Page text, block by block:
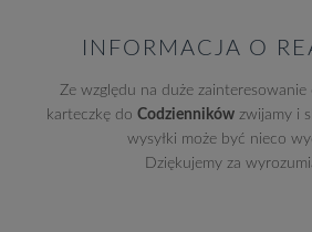
INFORMACJA O
Ze względu na duże zainteresowanie
karteczkę do Codzienników zwijamy i
wysyłki może być nieco
Dziękujemy za